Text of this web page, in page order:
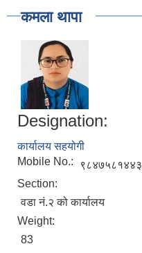
कमला थापा
Designation:
कार्यालय सहयोगी
Mobile No.:
९८४७५८१४४३
Section:
वडा नं.२ को कार्यालय
Weight:
83